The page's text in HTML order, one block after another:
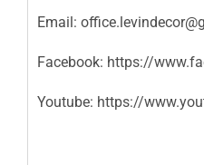
Email:
Facebook: https://
Youtube: https://